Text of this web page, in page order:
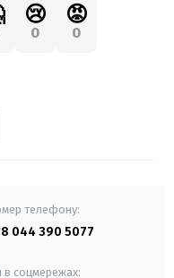
😢
0
😡
0
телефону:
044 390 5077
в соцмережах: